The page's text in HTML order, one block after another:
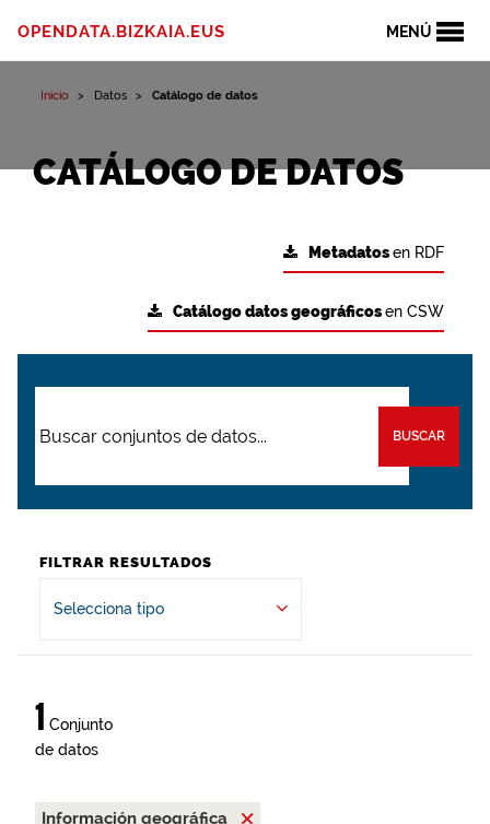
MENÚ
OPENDATA.BIZKAIA.EUS
Inicio Datos Catálogo de datos
CATÁLOGO DE DATOS
Metadatosen RDF
Catálogo datos geográficosen CSW
BUSCAR
FILTRAR RESULTADOS
Selecciona tipo
1 Conjunto
de datos
Información geográfica